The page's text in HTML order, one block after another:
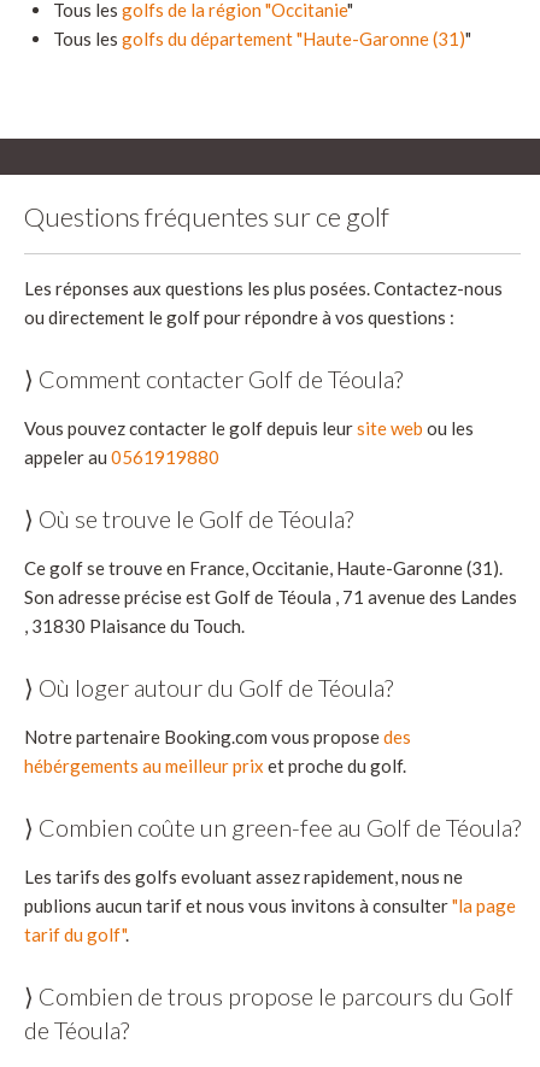
Tous les golfs de la région "Occitanie"
Tous les golfs du département "Haute-Garonne (31)"
Questions fréquentes sur ce golf
Les réponses aux questions les plus posées. Contactez-nous
ou directement le golf pour répondre à vos questions :
⟩ Comment contacter Golf de Téoula?
Vous pouvez contacter le golf depuis leursite web ou les
appeler au 0561919880
⟩ Où se trouve le Golf de Téoula?
Ce golf se trouve en France, Occitanie, Haute-Garonne (31).
Son adresse précise est Golf de Téoula , 71 avenue des Landes
, 31830 Plaisance du Touch.
⟩ Où loger autour du Golf de Téoula?
Notre partenaire Booking.com vous proposedes
hébérgements au meilleur prix et proche du golf.
⟩ Combien coûte un green-fee au Golf de Téoula?
Les tarifs des golfs evoluant assez rapidement, nous ne
publions aucun tarif et nous vous invitons à consulter"la page
tarif du golf".
⟩ Combien de trous propose le parcours du Golf
de Téoula?